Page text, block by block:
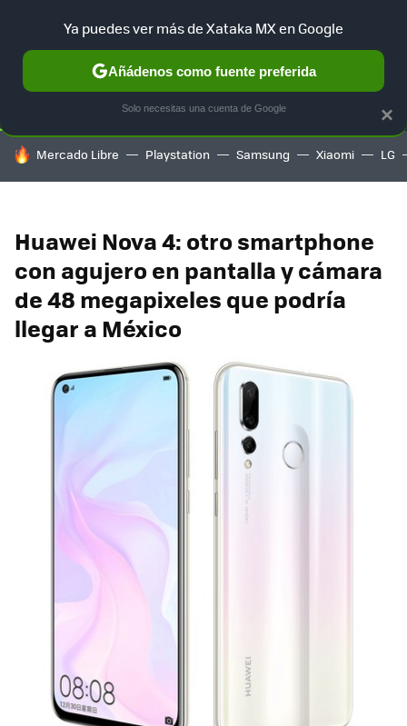
SELECCIÓN GAMING HOME AUTO TERRITORIO
HOY SE HABLA DE
Mercado Libre Playstation Samsung Xiaomi LG
Huawei Nova 4: otro smartphone
con agujero en pantalla y cámara
de 48 megapixeles que podría
llegar a México
×
Ya puedes ver más de Xataka MX en Google
Añádenos como fuente preferida
Solo necesitas una cuenta de Google